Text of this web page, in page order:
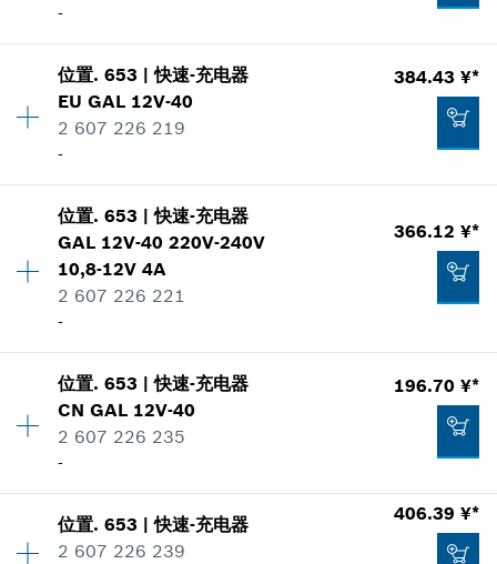
显示的价格包含增值税
显示在插图
3.16 ¥*
*显示的价格包含增值税
-
数量 1
价格类组:00
零件信息
显示在插图
*显示的价格包含增值税
位置.653 |快速-充电器
EU GAL 12V-40
2 607 226 219
-
384.43 ¥*
数量 1
价格类组:00
零件信息
使用证明
*显示的价格包含增值税
位置.653 |快速-充电器
GAL 12V-40 220V-240V
10,8-12V 4A
2 607 226 221
-
366.12 ¥*
价格类组 :00
零件信息
位置.653 |快速-充电器
CN GAL 12V-40
2 607 226 235
-
196.70 ¥*
价格类组 :00
位置.653 |快速-充电器
2 607 226 239
406.39 ¥*